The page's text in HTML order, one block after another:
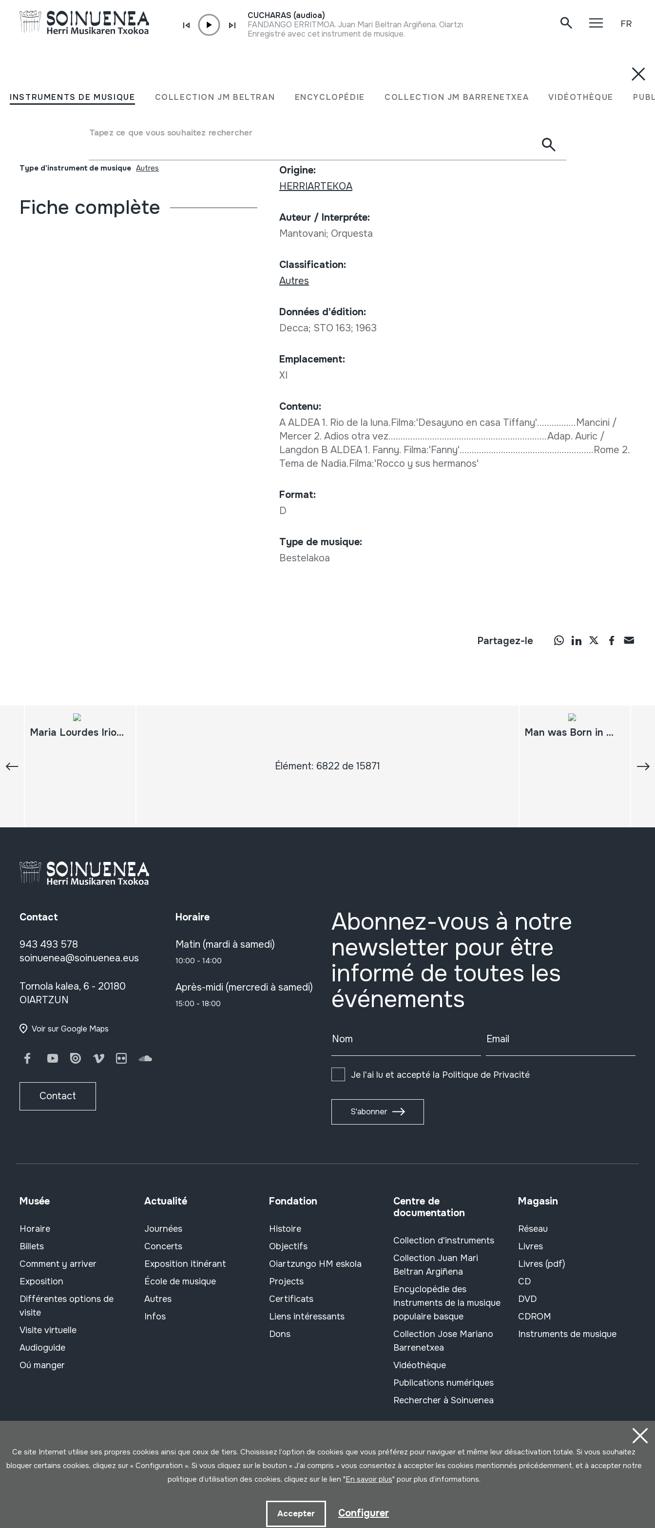
INSTRUMENTS DE MUSIQUE COLLECTION JM BELTRAN ENCYCLOPÉDIE COLLECTION JM BARRENETXEA VIDÉOTHÈQUE
Tapez ce que vous souhaitez rechercher
CUCHARAS (audioa)
FANDANGO ERRITMOA. Juan Mari Beltran Argiñena. Oiartzun, 2019.
Enregistré avec cet instrument de musique.
FR
Mantovani y su orquesta; Río de
Fanny; Tema de Nadia
Type d'instrument de musique Autres
Fiche complète
Phonothèque
Origine:
HERRIARTEKOA
Auteur / Interpréte:
Mantovani; Orquesta
Classification:
Autres
Données d'édition:
Decca; STO 163; 1963
Emplacement:
XI
Contenu:
A ALDEA 1. Rio de la luna.Filma:'Desayuno en casa Tiffany'................Mancini /
Mercer 2. Adios otra vez.................................................................Adap. Auric /
Langdon B ALDEA 1. Fanny. Filma:'Fanny'.......................................................Rome 2.
Tema de Nadia.Filma:'Rocco y sus hermanos'
Format:
D
Type de musique:
Bestelakoa
Partagez-le
Élément: 6822 de 15871
Maria Lourdes Iriondo; Ez dok amairu; Abesten Dizut, jauna; Etzaitut Ikusi Nai; Agurra; Loa Man was Born in Africa; Part 1 & 2
Contact
943 493 578
soinuenea@soinuenea.eus
Tornola kalea, 6 - 20180
OIARTZUN
Voir sur Google Maps
FacebookYoutubeIssuu Vimeo FlickrSoundCloud
Contact
Horaire
Matin (mardi à samedi)
10:00 - 14:00
Après-midi (mercredi à samedi)
15:00 - 18:00
Abonnez-vous à notre
newsletter pour être
informé de toutes les
événements
Nom Email
Je l'ai lu et accepté la Politique de Privacité
S'abonner
Musée
Horaire
Billets
Comment y arriver
Exposition
Différentes options de
visite
Visite virtuelle
Audioguide
Oú manger
Actualité
Journées
Concerts
Exposition itinérant
École de musique
Autres
Infos
Fondation
Histoire
Objectifs
Oiartzungo HM eskola
Projects
Certificats
Liens intéressants
Dons
Centre de
documentation
Collection d'instruments
Collection Juan Mari
Beltran Argiñena
Encyclopédie des
instruments de la musique
populaire basque
Collection Jose Mariano
Barrenetxea
Vidéothèque
Publications numériques
Rechercher à Soinuenea
Magasin
Réseau
Livres
Livres (pdf)
CD
DVD
CDROM
Instruments de musique
Ce site Internet utilise ses propres cookies ainsi que ceux de tiers. Choisissez l’option de cookies que vous préférez pour naviguer et même leur désactivation totale. Si vous souhaitez
bloquer certains cookies, cliquez sur « Configuration ». Si vous cliquez sur le bouton « J’ai compris » vous consentez à accepter les cookies mentionnés précédemment, et à accepter notre
politique d’utilisation des cookies, cliquez sur le lien "En savoir plus" pour plus d’informations.
Accepter Configurer